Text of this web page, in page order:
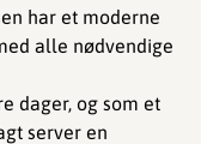
har et moderne
alle nødvendige
dager, og som et
server en